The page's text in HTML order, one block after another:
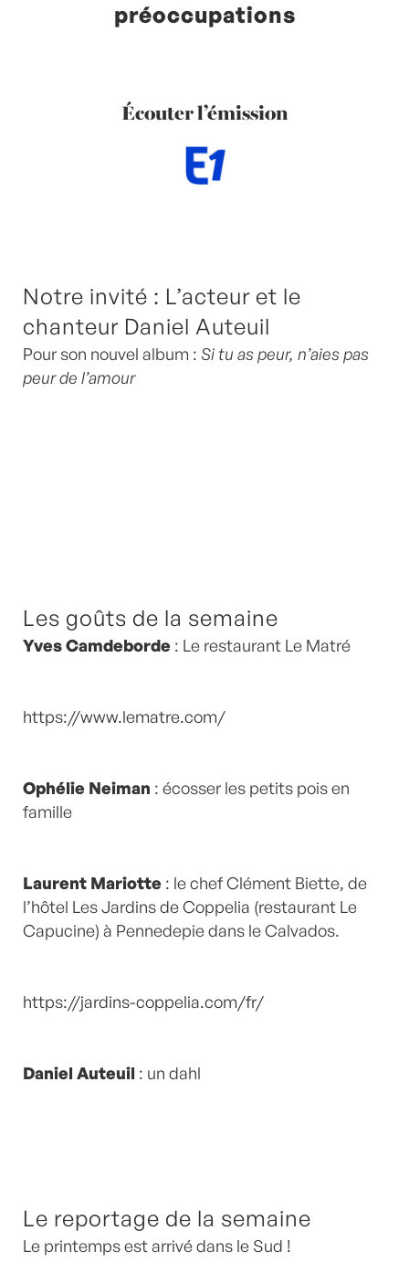
préoccupations
Écouter l’émission
Notre invité : L’acteur et le
chanteur Daniel Auteuil
Pour son nouvel album : Si tu as peur, n’aies pas
peur de l’amour
Les goûts de la semaine
Yves Camdeborde : Le restaurant Le Matré
https://www.lematre.com/
Ophélie Neiman : écosser les petits pois en
famille
Laurent Mariotte : le chef Clément Biette, de
l’hôtel Les Jardins de Coppelia (restaurant Le
Capucine) à Pennedepie dans le Calvados.
https://jardins-coppelia.com/fr/
Daniel Auteuil : un dahl
Le reportage de la semaine
Le printemps est arrivé dans le Sud !